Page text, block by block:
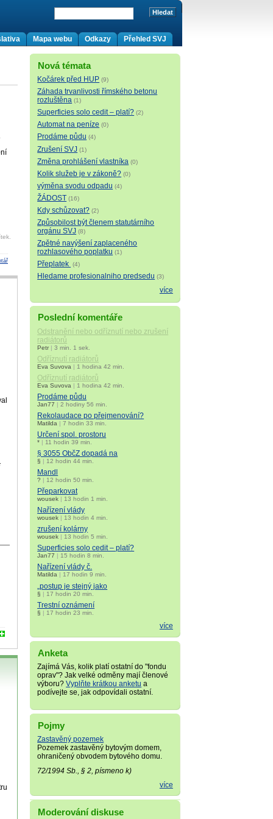
Přehled SVJ
Odkazy
Mapa webu
Nová témata
Kočárek před HUP (9)
Záhada trvanlivosti římského betonu
rozluštěna (1)
Superficies solo cedit – platí? (2)
Automat na peníze (0)
Prodáme půdu (4)
Zrušení SVJ (1)
Změna prohlášení vlastníka (0)
Kolik služeb je v zákoně? (0)
výměna svodu odpadu (4)
ŽÁDOST (16)
Kdy schůzovat? (2)
Způsobilost být členem statutárního
orgánu SVJ (8)
Zpětné navýšení zaplaceného
rozhlasového poplatku (1)
Přeplatek (4)
Hledame profesionalniho predsedu (3)
více
Poslední komentáře
Odstranění nebo odříznutí nebo zrušení
radiátorů
Petr|3 min. 1 sek.
Odříznutí radiátorů
Eva Suvova | 1 hodina 42 min.
Odříznutí radiátorů
Eva Suvova | 1 hodina 42 min.
Prodáme půdu
Jan77 |2 hodiny 56 min.
Rekolaudace po přejmenování?
Matilda |7 hodin 33 min.
Určení spol. prostoru
* | 11 hodin 39 min.
§ 3055 ObčZ dopadá na
§ | 12 hodin 44 min.
Mandl
? | 12 hodin 50 min.
Přeparkovat
wousek | 13 hodin 1 min.
Nařízení vlády
wousek | 13 hodin 4 min.
zrušení kolárny
wousek | 13 hodin 5 min.
Superficies solo cedit – platí?
Jan77 15 hodin 8 min.
Nařízení vlády č.
Matilda 17 hodin 9 min.
„postup je stejný jako
§ | 17 hodin 20 min.
Trestní oznámení
§ | 17 hodin 23 min.
více
Anketa
Zajímá Vás, kolik platí ostatní do "fondu
oprav"? Jak velké odměny mají členové
výboru?Vyplňte krátkou anketu a
podívejte se, jak odpovídali ostatní.
Pojmy
Zastavěný pozemek
Pozemek zastavěný bytovým domem,
ohraničený obvodem bytového domu.
72/1994 Sb., § 2, písmeno k)
více
Moderování diskuse